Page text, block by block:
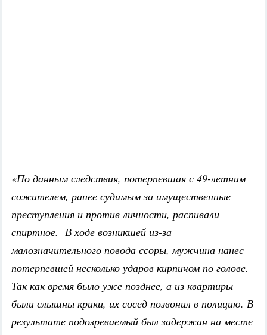
«По данным следствия, потерпевшая с 49-летним
сожителем, ранее судимым за имущественные
преступления и против личности, распивали
спиртное. В ходе возникшей из-за
малозначительного повода ссоры, мужчина нанес
потерпевшей несколько ударов кирпичом по голове.
Так как время было уже позднее, а из квартиры
были слышны крики, их сосед позвонил в полицию. В
результате подозреваемый был задержан на месте